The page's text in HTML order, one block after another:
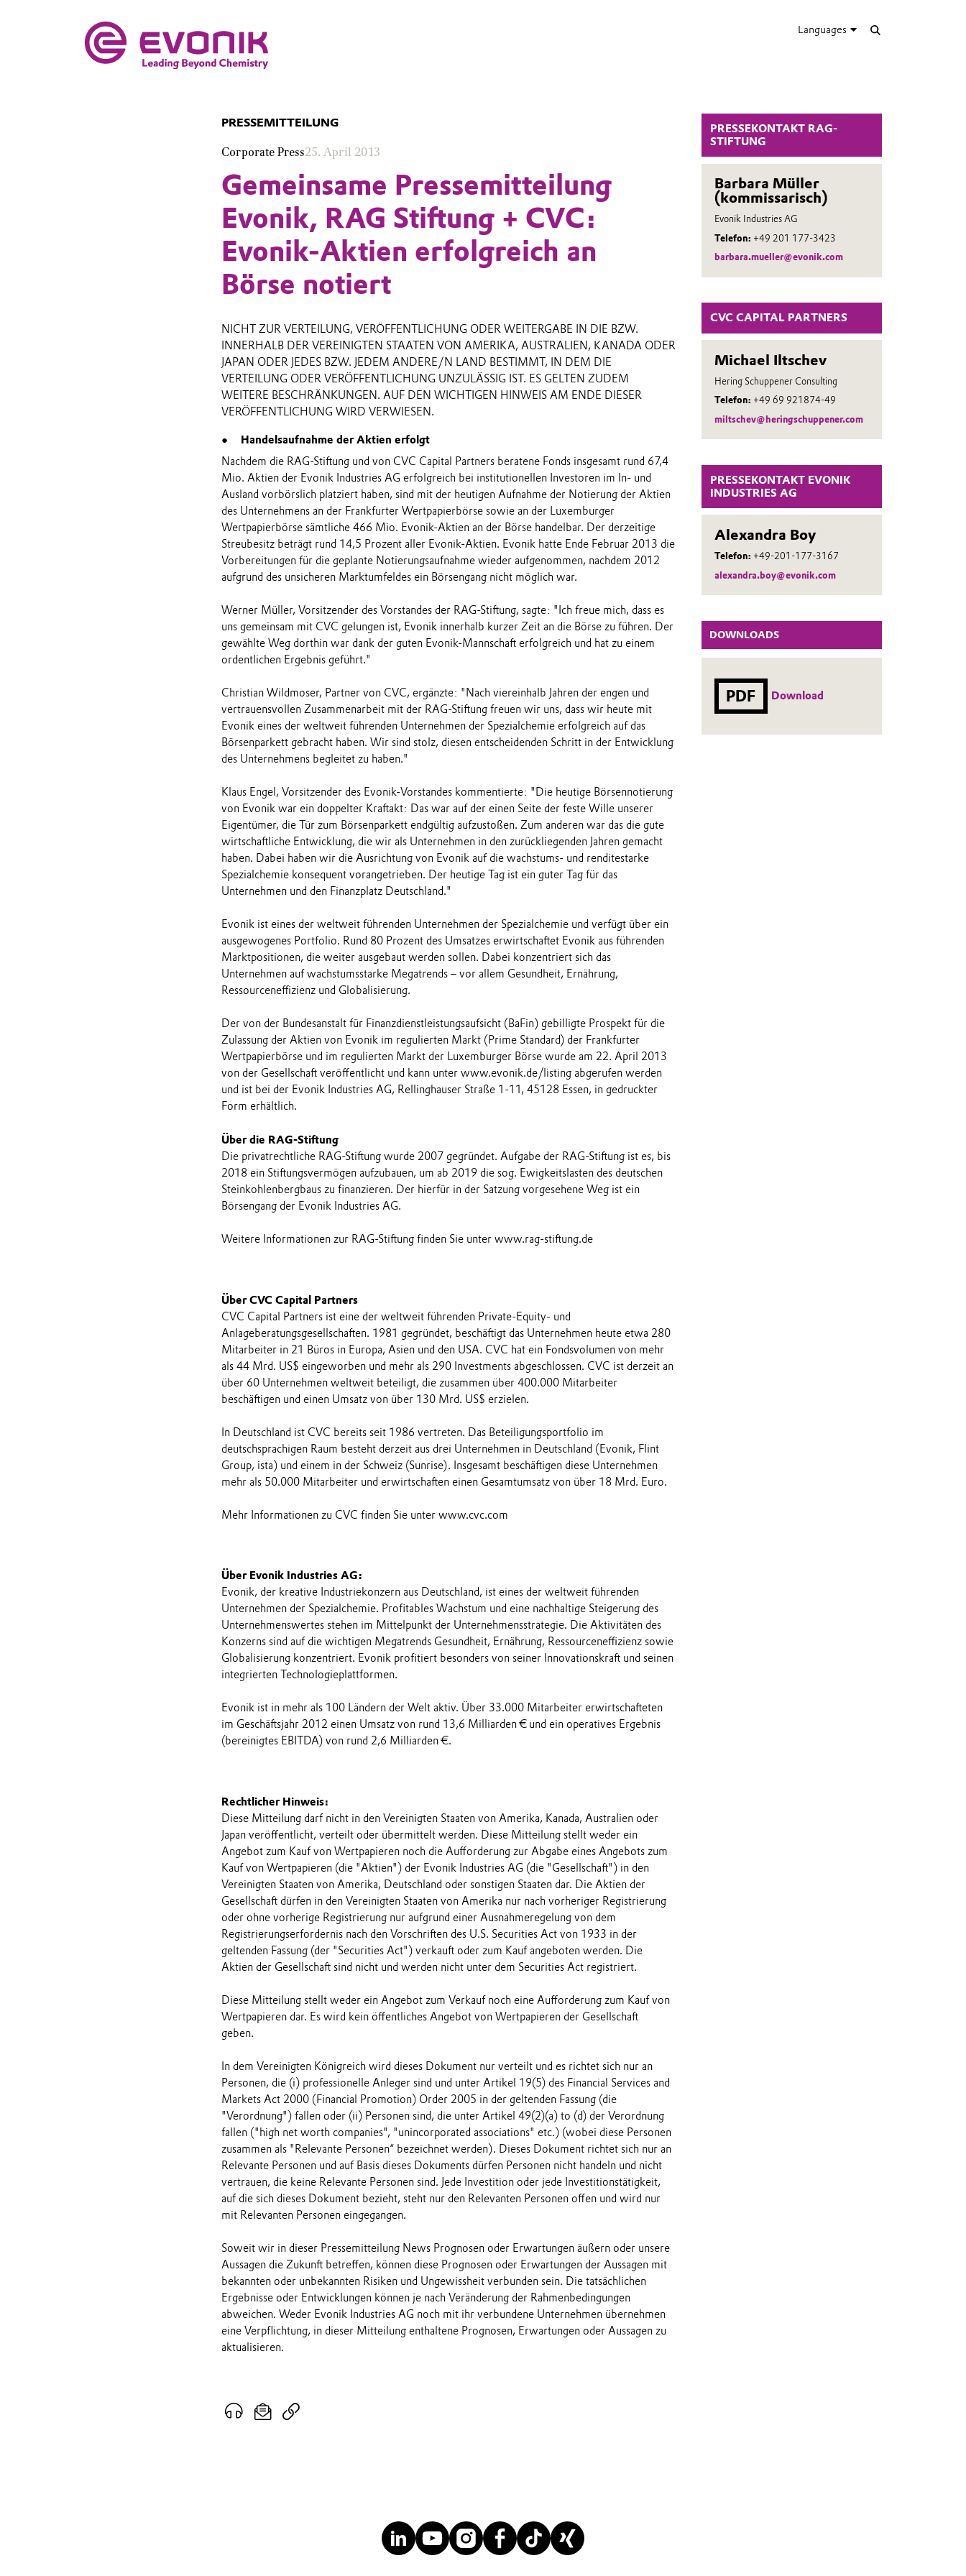
Languages
PRESSEKONTAKT RAG-
STIFTUNG
Barbara Müller
(kommissarisch)
Evonik Industries AG
Telefon: +49 201 177-3423
barbara.mueller@evonik.com
CVC CAPITAL PARTNERS
Michael Iltschev
Hering Schuppener Consulting
Telefon: +49 69 921874-49
miltschev@heringschuppener.com
PRESSEKONTAKT EVONIK
INDUSTRIES AG
Alexandra Boy
Telefon: +49-201-177-3167
alexandra.boy@evonik.com
DOWNLOADS
PDF Download
PRESSEMITTEILUNG
Corporate Press25. April 2013
Gemeinsame Pressemitteilung
Evonik, RAG Stiftung + CVC:
Evonik-Aktien erfolgreich an
Börse notiert
NICHT ZUR VERTEILUNG, VERÖFFENTLICHUNG ODER WEITERGABE IN DIE BZW.
INNERHALB DER VEREINIGTEN STAATEN VON AMERIKA, AUSTRALIEN, KANADA ODER
JAPAN ODER JEDES BZW. JEDEM ANDERE/N LAND BESTIMMT, IN DEM DIE
VERTEILUNG ODER VERÖFFENTLICHUNG UNZULÄSSIG IST. ES GELTEN ZUDEM
WEITERE BESCHRÄNKUNGEN. AUF DEN WICHTIGEN HINWEIS AM ENDE DIESER
VERÖFFENTLICHUNG WIRD VERWIESEN.
Handelsaufnahme der Aktien erfolgt
Nachdem die RAG-Stiftung und von CVC Capital Partners beratene Fonds insgesamt rund 67,4
Mio. Aktien der Evonik Industries AG erfolgreich bei institutionellen Investoren im In- und
Ausland vorbörslich platziert haben, sind mit der heutigen Aufnahme der Notierung der Aktien
des Unternehmens an der Frankfurter Wertpapierbörse sowie an der Luxemburger
Wertpapierbörse sämtliche 466 Mio. Evonik-Aktien an der Börse handelbar. Der derzeitige
Streubesitz beträgt rund 14,5 Prozent aller Evonik-Aktien. Evonik hatte Ende Februar 2013 die
Vorbereitungen für die geplante Notierungsaufnahme wieder aufgenommen, nachdem 2012
aufgrund des unsicheren Marktumfeldes ein Börsengang nicht möglich war.
Werner Müller, Vorsitzender des Vorstandes der RAG-Stiftung, sagte: "Ich freue mich, dass es
uns gemeinsam mit CVC gelungen ist, Evonik innerhalb kurzer Zeit an die Börse zu führen. Der
gewählte Weg dorthin war dank der guten Evonik-Mannschaft erfolgreich und hat zu einem
ordentlichen Ergebnis geführt."
Christian Wildmoser, Partner von CVC, ergänzte: "Nach viereinhalb Jahren der engen und
vertrauensvollen Zusammenarbeit mit der RAG-Stiftung freuen wir uns, dass wir heute mit
Evonik eines der weltweit führenden Unternehmen der Spezialchemie erfolgreich auf das
Börsenparkett gebracht haben. Wir sind stolz, diesen entscheidenden Schritt in der Entwicklung
des Unternehmens begleitet zu haben."
Klaus Engel, Vorsitzender des Evonik-Vorstandes kommentierte: "Die heutige Börsennotierung
von Evonik war ein doppelter Kraftakt: Das war auf der einen Seite der feste Wille unserer
Eigentümer, die Tür zum Börsenparkett endgültig aufzustoßen. Zum anderen war das die gute
wirtschaftliche Entwicklung, die wir als Unternehmen in den zurückliegenden Jahren gemacht
haben. Dabei haben wir die Ausrichtung von Evonik auf die wachstums- und renditestarke
Spezialchemie konsequent vorangetrieben. Der heutige Tag ist ein guter Tag für das
Unternehmen und den Finanzplatz Deutschland."
Evonik ist eines der weltweit führenden Unternehmen der Spezialchemie und verfügt über ein
ausgewogenes Portfolio. Rund 80 Prozent des Umsatzes erwirtschaftet Evonik aus führenden
Marktpositionen, die weiter ausgebaut werden sollen. Dabei konzentriert sich das
Unternehmen auf wachstumsstarke Megatrends – vor allem Gesundheit, Ernährung,
Ressourceneffizienz und Globalisierung.
Der von der Bundesanstalt für Finanzdienstleistungsaufsicht (BaFin) gebilligte Prospekt für die
Zulassung der Aktien von Evonik im regulierten Markt (Prime Standard) der Frankfurter
Wertpapierbörse und im regulierten Markt der Luxemburger Börse wurde am 22. April 2013
von der Gesellschaft veröffentlicht und kann unter www.evonik.de/listing abgerufen werden
und ist bei der Evonik Industries AG, Rellinghauser Straße 1-11, 45128 Essen, in gedruckter
Form erhältlich.
Über die RAG-Stiftung
Die privatrechtliche RAG-Stiftung wurde 2007 gegründet. Aufgabe der RAG-Stiftung ist es, bis
2018 ein Stiftungsvermögen aufzubauen, um ab 2019 die sog. Ewigkeitslasten des deutschen
Steinkohlenbergbaus zu finanzieren. Der hierfür in der Satzung vorgesehene Weg ist ein
Börsengang der Evonik Industries AG.
Weitere Informationen zur RAG-Stiftung finden Sie unter www.rag-stiftung.de
Über CVC Capital Partners
CVC Capital Partners ist eine der weltweit führenden Private-Equity- und
Anlageberatungsgesellschaften. 1981 gegründet, beschäftigt das Unternehmen heute etwa 280
Mitarbeiter in 21 Büros in Europa, Asien und den USA. CVC hat ein Fondsvolumen von mehr
als 44 Mrd. US$ eingeworben und mehr als 290 Investments abgeschlossen. CVC ist derzeit an
über 60 Unternehmen weltweit beteiligt, die zusammen über 400.000 Mitarbeiter
beschäftigen und einen Umsatz von über 130 Mrd. US$ erzielen.
In Deutschland ist CVC bereits seit 1986 vertreten. Das Beteiligungsportfolio im
deutschsprachigen Raum besteht derzeit aus drei Unternehmen in Deutschland (Evonik, Flint
Group, ista) und einem in der Schweiz (Sunrise). Insgesamt beschäftigen diese Unternehmen
mehr als 50.000 Mitarbeiter und erwirtschaften einen Gesamtumsatz von über 18 Mrd. Euro.
Mehr Informationen zu CVC finden Sie unter www.cvc.com
Über Evonik Industries AG:
Evonik, der kreative Industriekonzern aus Deutschland, ist eines der weltweit führenden
Unternehmen der Spezialchemie. Profitables Wachstum und eine nachhaltige Steigerung des
Unternehmenswertes stehen im Mittelpunkt der Unternehmensstrategie. Die Aktivitäten des
Konzerns sind auf die wichtigen Megatrends Gesundheit, Ernährung, Ressourceneffizienz sowie
Globalisierung konzentriert. Evonik profitiert besonders von seiner Innovationskraft und seinen
integrierten Technologieplattformen.
Evonik ist in mehr als 100 Ländern der Welt aktiv. Über 33.000 Mitarbeiter erwirtschafteten
im Geschäftsjahr 2012 einen Umsatz von rund 13,6 Milliarden € und ein operatives Ergebnis
(bereinigtes EBITDA) von rund 2,6 Milliarden €.
Rechtlicher Hinweis:
Diese Mitteilung darf nicht in den Vereinigten Staaten von Amerika, Kanada, Australien oder
Japan veröffentlicht, verteilt oder übermittelt werden. Diese Mitteilung stellt weder ein
Angebot zum Kauf von Wertpapieren noch die Aufforderung zur Abgabe eines Angebots zum
Kauf von Wertpapieren (die "Aktien") der Evonik Industries AG (die "Gesellschaft") in den
Vereinigten Staaten von Amerika, Deutschland oder sonstigen Staaten dar. Die Aktien der
Gesellschaft dürfen in den Vereinigten Staaten von Amerika nur nach vorheriger Registrierung
oder ohne vorherige Registrierung nur aufgrund einer Ausnahmeregelung von dem
Registrierungserfordernis nach den Vorschriften des U.S. Securities Act von 1933 in der
geltenden Fassung (der "Securities Act") verkauft oder zum Kauf angeboten werden. Die
Aktien der Gesellschaft sind nicht und werden nicht unter dem Securities Act registriert.
Diese Mitteilung stellt weder ein Angebot zum Verkauf noch eine Aufforderung zum Kauf von
Wertpapieren dar. Es wird kein öffentliches Angebot von Wertpapieren der Gesellschaft
geben.
In dem Vereinigten Königreich wird dieses Dokument nur verteilt und es richtet sich nur an
Personen, die (i) professionelle Anleger sind und unter Artikel 19(5) des Financial Services and
Markets Act 2000 (Financial Promotion) Order 2005 in der geltenden Fassung (die
"Verordnung") fallen oder (ii) Personen sind, die unter Artikel 49(2)(a) to (d) der Verordnung
fallen ("high net worth companies", "unincorporated associations" etc.) (wobei diese Personen
zusammen als "Relevante Personen“ bezeichnet werden). Dieses Dokument richtet sich nur an
Relevante Personen und auf Basis dieses Dokuments dürfen Personen nicht handeln und nicht
vertrauen, die keine Relevante Personen sind. Jede Investition oder jede Investitionstätigkeit,
auf die sich dieses Dokument bezieht, steht nur den Relevanten Personen offen und wird nur
mit Relevanten Personen eingegangen.
Soweit wir in dieser Pressemitteilung News Prognosen oder Erwartungen äußern oder unsere
Aussagen die Zukunft betreffen, können diese Prognosen oder Erwartungen der Aussagen mit
bekannten oder unbekannten Risiken und Ungewissheit verbunden sein. Die tatsächlichen
Ergebnisse oder Entwicklungen können je nach Veränderung der Rahmenbedingungen
abweichen. Weder Evonik Industries AG noch mit ihr verbundene Unternehmen übernehmen
eine Verpflichtung, in dieser Mitteilung enthaltene Prognosen, Erwartungen oder Aussagen zu
aktualisieren.